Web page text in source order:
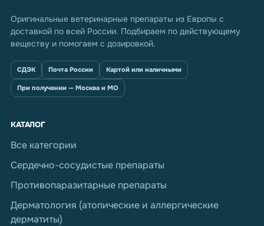
Оригинальные ветеринарные препараты из Европы с
доставкой по всей России. Подбираем по действующему
веществу и помогаем с дозировкой.
СДЭК Почта России Картой или наличными
При получении — Москва и МО
КАТАЛОГ
Все категории
Сердечно-сосудистые препараты
Противопаразитарные препараты
Дерматология (атопические и аллергические
дерматиты)